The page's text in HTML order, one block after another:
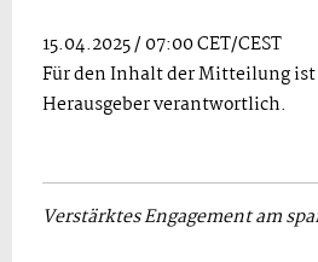
15.04.2025 / 07:00 CET/CEST
Für den Inhalt der Mitteilung
Herausgeber verantwortlich.
Verstärktes Engagement am